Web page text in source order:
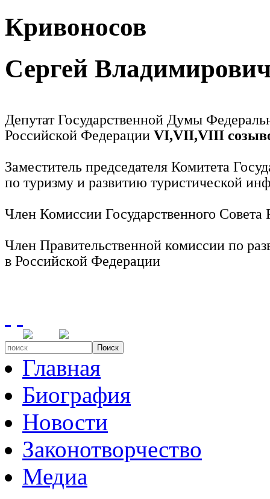
Кривоносов
Сергей
Депутат Государственной Думы
Российской Федерации VI,VII,VIII
Заместитель председателя Комитета
по туризму и развитию туристической
Член Комиссии Государственного
Член Правительственной комиссии по
в Российской Федерации
Поиск
Главная
Биография
Новости
Законотворчество
Медиа